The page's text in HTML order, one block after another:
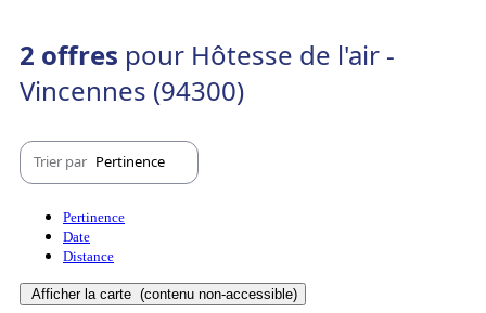
2 offres pour Hôtesse de l'air -
Vincennes (94300)
Trier par Pertinence
Pertinence
Date
Distance
Afficher la carte (contenu non-accessible)